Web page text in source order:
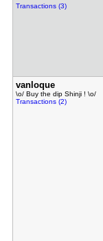
Transactions (3)
vanloque
\o/ Buy the dip Shinji ! \o/
Transactions (2)